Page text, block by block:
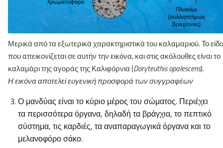
Μερικά από τα εξωτερικά χαρακτηριστικά του καλαμαριού. Το
που απεικονίζεται σε αυτήν την εικόνα, και στις ακόλουθες είναι το
καλαμάρι της αγοράς της Καλιφόρνια (Doryteuthis opalescens).
Η εικόνα αποτελεί ευγενική προσφορά των συγγραφέων
Ο μανδύας είναι το κύριο μέρος του σώματος. Περιέχει
τα περισσότερα όργανα, δηλαδή τα βράγχια, το πεπτικό
σύστημα, τις καρδιές, τα αναπαραγωγικά όργανα και το
μελανοφόρο σάκο.